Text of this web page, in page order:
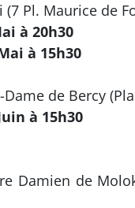
(7 Pl. Maurice de
à 20h30
à 15h30
Dame de Bercy
à 15h30
Damien de